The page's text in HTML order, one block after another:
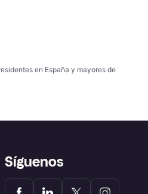
en España y mayores de
Síguenos